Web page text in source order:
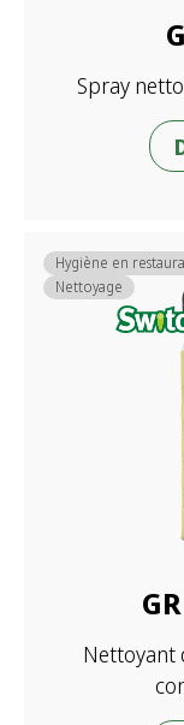
Spray
Nettoyant
Hygiène en
Nettoyage